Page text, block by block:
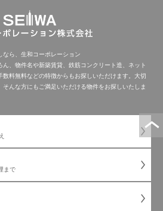
なら、生和コーポレーション
、物件名や新築賃貸、鉄筋コンクリート造、ネット
料無料などの特徴からもお探しいただけます。大切
んな方にもご満足いただける物件をお探しいたしま
まで